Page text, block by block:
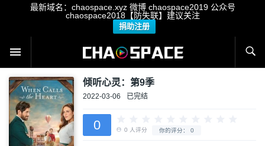
最新域名：chaospace.xyz 微博 chaospace2019 公众号
chaospace2018【防失联】建议关注
捐助注册
倾听心灵：第9季
2022-03-06 已完结